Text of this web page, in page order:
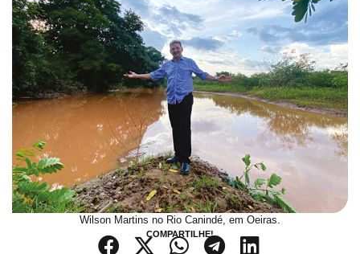
Wilson Martins no Rio Canindé, em Oeiras.
COMPARTILHE!